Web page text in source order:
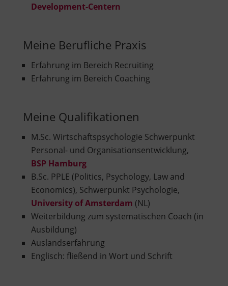
Development-Centern
Meine Berufliche Praxis
Erfahrung im Bereich Recruiting
Erfahrung im Bereich Coaching
Meine Qualifikationen
M.Sc. Wirtschaftspsychologie Schwerpunkt
Personal- und Organisationsentwicklung,
BSP Hamburg
B.Sc. PPLE (Politics, Psychology, Law and
Economics), Schwerpunkt Psychologie,
University of Amsterdam (NL)
Weiterbildung zum systematischen Coach (in
Ausbildung)
Auslandserfahrung
Englisch: fließend in Wort und Schrift